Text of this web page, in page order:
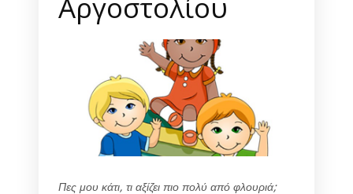
Πες μου κάτι, τι αξίζει πιο πολύ από φλουριά;